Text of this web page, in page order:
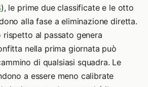
), le prime due classificate e le otto
alla fase a eliminazione diretta.
rispetto al passato genera
nella prima giornata può
di qualsiasi squadra. Le
a essere meno calibrate